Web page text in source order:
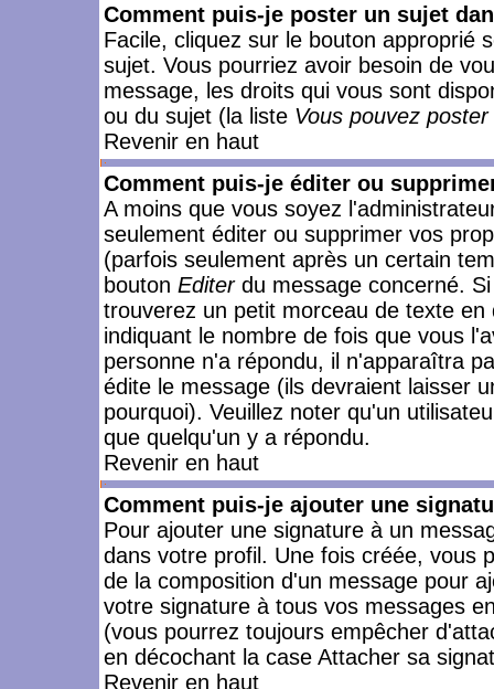
Comment puis-je poster un sujet
Facile, cliquez sur le bouton approprié
sujet. Vous pourriez avoir besoin de
message, les droits qui vous sont
ou du sujet (la liste Vous pouvez
Revenir en haut
Comment puis-je éditer ou
A moins que vous soyez
seulement éditer ou supprimer vos
(parfois seulement après un certain
bouton Editerdu message concerné.
trouverez un petit morceau de texte
indiquant le nombre de fois que vous
personne n'a répondu, il n'apparaîtra
édite le message (ils devraient laisser
pourquoi). Veuillez noter qu'un
que quelqu'un y a répondu.
Revenir en haut
Comment puis-je ajouter une
Pour ajouter une signature à un
dans votre profil. Une fois créée, vous
de la composition d'un message pour
votre signature à tous vos messages
(vous pourrez toujours empêcher
en décochant la case Attacher sa
Revenir en haut